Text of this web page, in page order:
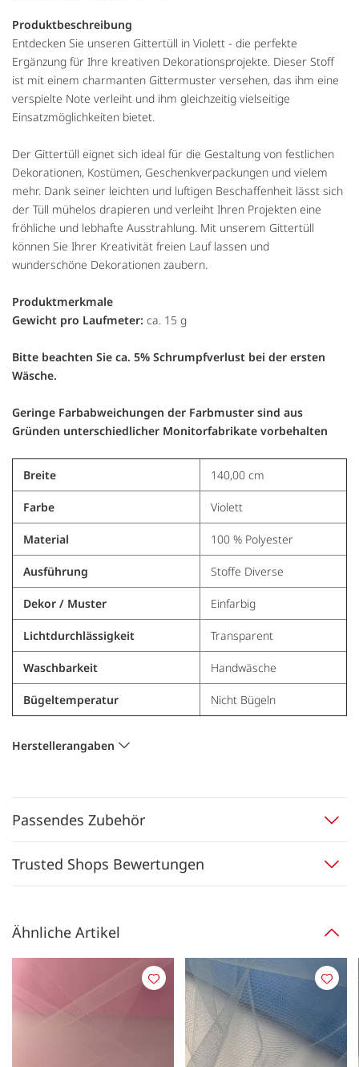
Produktbeschreibung
Entdecken Sie unseren Gittertüll in Violett - die perfekte
Ergänzung für Ihre kreativen Dekorationsprojekte. Dieser Stoff
ist mit einem charmanten Gittermuster versehen, das ihm eine
verspielte Note verleiht und ihm gleichzeitig vielseitige
Einsatzmöglichkeiten bietet.
Der Gittertüll eignet sich ideal für die Gestaltung von festlichen
Dekorationen, Kostümen, Geschenkverpackungen und vielem
mehr. Dank seiner leichten und luftigen Beschaffenheit lässt sich
der Tüll mühelos drapieren und verleiht Ihren Projekten eine
fröhliche und lebhafte Ausstrahlung. Mit unserem Gittertüll
können Sie Ihrer Kreativität freien Lauf lassen und
wunderschöne Dekorationen zaubern.
Produktmerkmale
Gewicht pro Laufmeter: ca. 15 g
Bitte beachten Sie ca. 5% Schrumpfverlust bei der ersten
Wäsche.
Geringe Farbabweichungen der Farbmuster sind aus
Gründen unterschiedlicher Monitorfabrikate vorbehalten
Breite 140,00 cm
Farbe Violett
Material 100 % Polyester
Ausführung Stoffe Diverse
Dekor / Muster Einfarbig
Lichtdurchlässigkeit Transparent
Waschbarkeit Handwäsche
Bügeltemperatur Nicht Bügeln
Herstellerangaben
Passendes Zubehör
Trusted Shops Bewertungen
Ähnliche Artikel
Merken